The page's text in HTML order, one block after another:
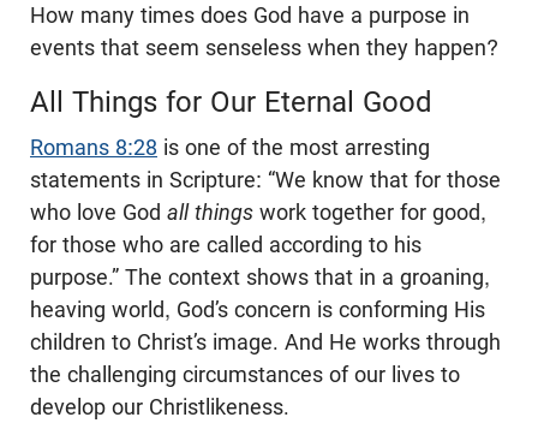
How many times does God have a purpose in
events that seem senseless when they happen?
All Things for Our Eternal Good
Romans 8:28 is one of the most arresting
statements in Scripture: “We know that for those
who love God all things work together for good,
for those who are called according to his
purpose.” The context shows that in a groaning,
heaving world, God’s concern is conforming His
children to Christ’s image. And He works through
the challenging circumstances of our lives to
develop our Christlikeness.